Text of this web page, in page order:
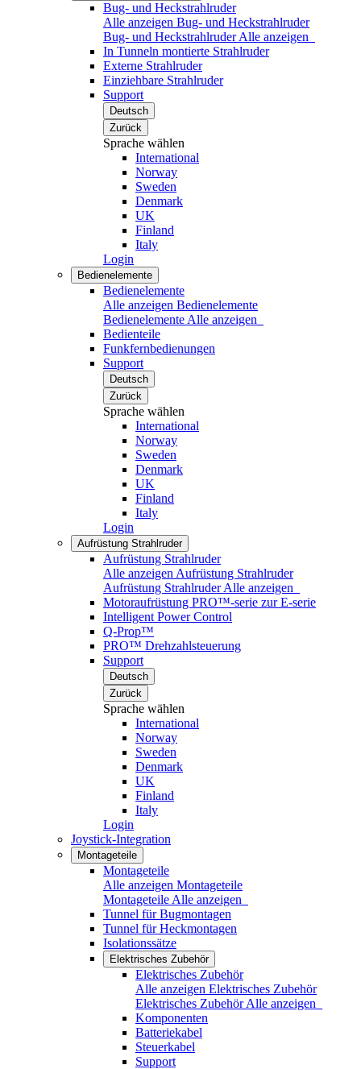
Bug- und Heckstrahlruder
Alle anzeigen Bug- und Heckstrahlruder
Bug- und HeckstrahlruderAlle anzeigen
In Tunneln montierte Strahlruder
Externe Strahlruder
Einziehbare Strahlruder
Support
Deutsch
Zurück
Sprache wählen
International
Norway
Sweden
Denmark
UK
Finland
Italy
Login
Bedienelemente
Bedienelemente
Alle anzeigen Bedienelemente
Bedienelemente Alle anzeigen
Bedienteile
Funkfernbedienungen
Support
Deutsch
Zurück
Sprache wählen
International
Norway
Sweden
Denmark
UK
Finland
Italy
Login
Aufrüstung Strahlruder
Aufrüstung Strahlruder
Alle anzeigen Aufrüstung Strahlruder
Aufrüstung StrahlruderAlle anzeigen
Motoraufrüstung PRO™-serie zur E-serie
Intelligent Power Control
Q-Prop™
PRO™ Drehzahlsteuerung
Support
Deutsch
Zurück
Sprache wählen
International
Norway
Sweden
Denmark
UK
Finland
Italy
Login
Joystick-Integration
Montageteile
Montageteile
Alle anzeigen Montageteile
Montageteile Alle anzeigen
Tunnel für Bugmontagen
Tunnel für Heckmontagen
Isolationssätze
Elektrisches Zubehör
Elektrisches Zubehör
Alle anzeigen Elektrisches Zubehör
Elektrisches ZubehörAlle anzeigen
Komponenten
Batteriekabel
Steuerkabel
Support